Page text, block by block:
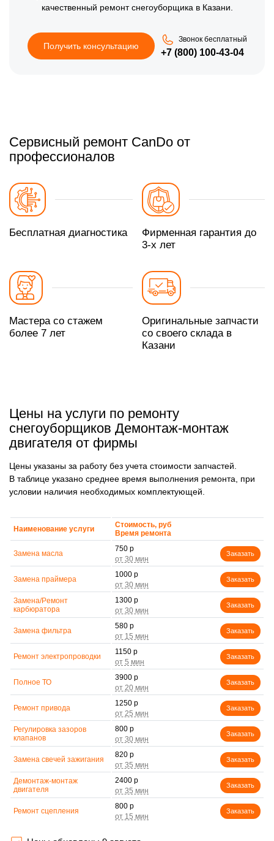
качественный ремонт снегоуборщика в Казани.
Получить консультацию
Звонок бесплатный
+7 (800) 100-43-04
Сервисный ремонт CanDo от
профессионалов
Бесплатная диагностика
Фирменная гарантия до
3-х лет
Мастера со стажем
более 7 лет
Оригинальные запчасти
со своего склада в
Казани
Цены на услуги по ремонту
снегоуборщиков Демонтаж-монтаж
двигателя от фирмы
Цены указаны за работу без учета стоимости запчастей.
В таблице указано среднее время выполнения ремонта, при
условии наличия необходимых комплектующей.
Наименование услуги
Стоимость, руб
Время ремонта
Замена масла
750 р
Заказать
Замена праймера
1000 р
Заказать
Замена/Pемонт
карбюратора
1300 р
Заказать
Замена фильтра
580 р
Заказать
Ремонт электропроводки
1150 р
Заказать
Полное ТО
3900 р
Заказать
Ремонт привода
1250 р
Заказать
Регулировка зазоров
клапанов
800 р
Заказать
Замена свечей зажигания
820 р
Заказать
Демонтаж-монтаж
двигателя
2400 р
Заказать
Ремонт сцепления
800 р
Заказать